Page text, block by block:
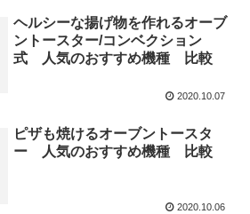
ヘルシーな揚げ物を作れるオーブ
ントースター/コンベクション
式 人気のおすすめ機種 比較
2020.10.07
ピザも焼けるオーブントースタ
ー 人気のおすすめ機種 比較
2020.10.06